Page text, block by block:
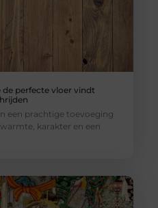
de perfecte vloer vindt
een prachtige toevoeging
karakter en een